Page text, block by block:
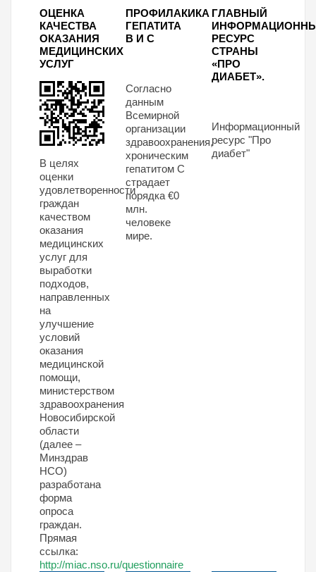
ОЦЕНКА
КАЧЕСТВА
ОКАЗАНИЯ
МЕДИЦИНСКИХ
УСЛУГ
В целях
оценки
удовлетворенности
граждан
качеством
оказания
медицинских
услуг для
выработки
подходов,
направленных
на
улучшение
условий
оказания
медицинской
помощи,
министерством
здравоохранения
Новосибирской
области
(далее –
Минздрав
НСО)
разработана
форма
опроса
граждан.
Прямая
ссылка:
http://miac.nso.ru/questionnaire
ПРОФИЛАКИКА
ГЕПАТИТА
В И С
Согласно
данным
Всемирной
организации
здравоохранения,
хроническим
гепатитом С
страдает
порядка €0
млн.
человеке
мире.
ГЛАВНЫЙ
РЕСУРС
СТРАНЫ
«ПРО
ДИАБЕТ».
Информационный
ресурс "Про
диабет"